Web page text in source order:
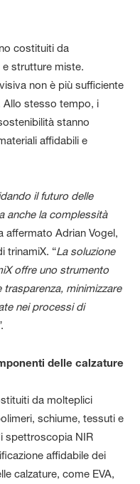
costituiti da
strutture miste.
non è più sufficiente
Allo stesso tempo, i
stanno
affidabili e
il futuro delle
anche la complessità
affermato Adrian Vogel,
trinamiX. “La soluzione
offre uno strumento
minimizzare
nei processi di
delle calzature
da molteplici
schiume, tessuti e
spettroscopia NIR
affidabile dei
calzature, come EVA,